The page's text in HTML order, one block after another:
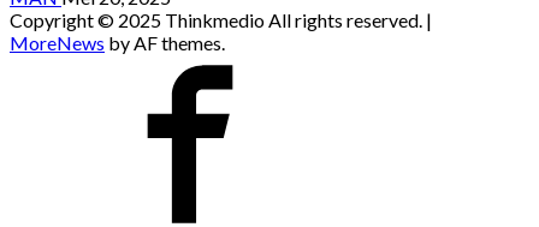
Copyright © 2025 Thinkmedio All rights reserved. |
MoreNews by AF themes.